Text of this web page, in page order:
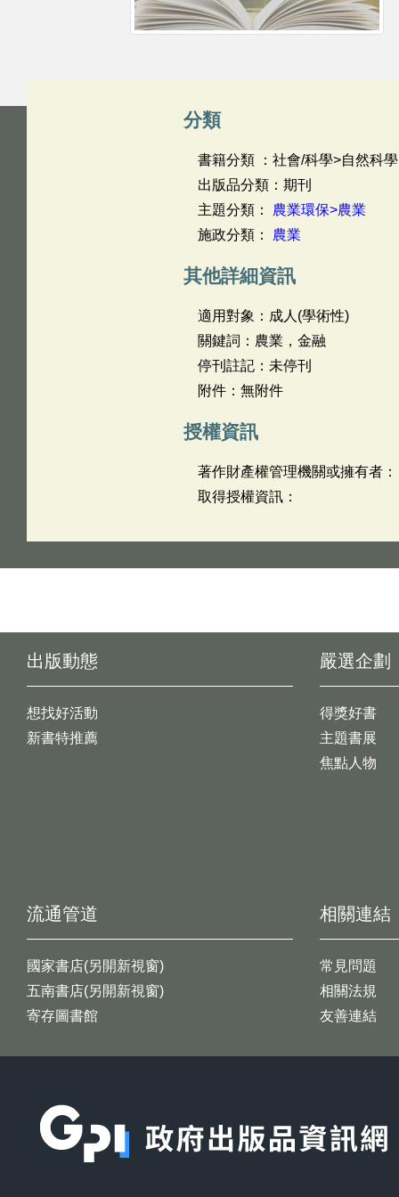
分類
書籍分類 ：社會/科學>自然科學
出版品分類：期刊
主題分類： 農業環保>農業
施政分類： 農業
其他詳細資訊
適用對象：成人(學術性)
關鍵詞：農業，金融
停刊註記：未停刊
附件：無附件
授權資訊
著作財產權管理機關或擁有者：
取得授權資訊：
出版動態
想找好活動
新書特推薦
嚴選企劃
得獎好書
主題書展
焦點人物
流通管道
國家書店(另開新視窗)
五南書店(另開新視窗)
寄存圖書館
相關連結
常見問題
相關法規
友善連結